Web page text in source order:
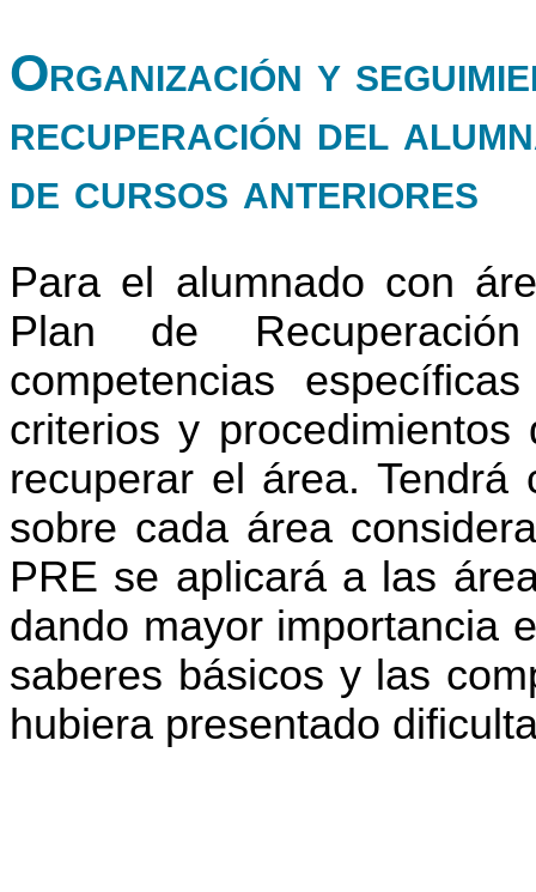
Organización y
recuperación del
de cursos anteriores
Para el alumnado con
Plan de
competencias
criterios y
recuperar el área.
sobre cada área
PRE se aplicará a las
dando mayor importancia
saberes básicos y las
hubiera presentado